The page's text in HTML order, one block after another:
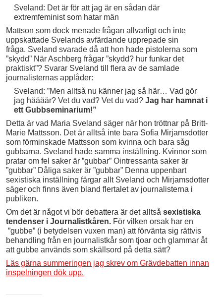
Sveland: Det är för att jag är en sådan där
extremfeminist som hatar män
Mattson som dock menade frågan allvarligt och inte
uppskattade Svelands avfärdande upprepade sin
fråga. Sveland svarade då att hon hade pistolerna som
”skydd” När Aschberg frågar ”skydd? hur funkar det
praktiskt”? Svarar Sveland till flera av de samlade
journalisternas applåder:
Sveland: ”Men alltså nu känner jag så här… Vad gör
jag häääär? Vet du vad? Vet du vad?Jag har hamnat i
ett Gubbseminarium!”
Detta är vad Maria Sveland säger när hon tröttnar på Britt-
Marie Mattsson. Det är alltså inte bara Sofia Mirjamsdotter
som förminskade Mattsson som kvinna och bara såg
gubbarna. Sveland hade samma inställning. Kvinnor som
pratar om fel saker är ”gubbar” Ointressanta saker är
”gubbar” Dåliga saker är ”gubbar” Denna uppenbart
sexistiska inställning färgar allt Sveland och Mirjamsdotter
säger och finns även bland flertalet av journalisterna i
publiken.
Om det är något vi bör debattera är det alltså sexistiska
tendenser i Journalistkåren. För vilken orsak har en
”gubbe” (i betydelsen vuxen man) att förvänta sig rättvis
behandling från en journalistkår som tjoar och glammar åt
att gubbe används som skällsord på detta sätt?
Läs gärna summeringen jag skrev om Grävdebatten innan
inspelningen dök upp.